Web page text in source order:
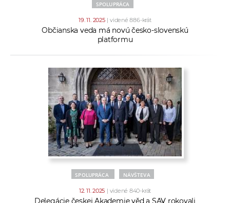
SPOLUPRÁCA
19. 11. 2025 | videné 886-krát
Občianska veda má novú česko-slovenskú
platformu
SPOLUPRÁCA NÁVŠTEVA
12. 11. 2025 | videné 840-krát
Delegácie českej Akademie věd a SAV rokovali